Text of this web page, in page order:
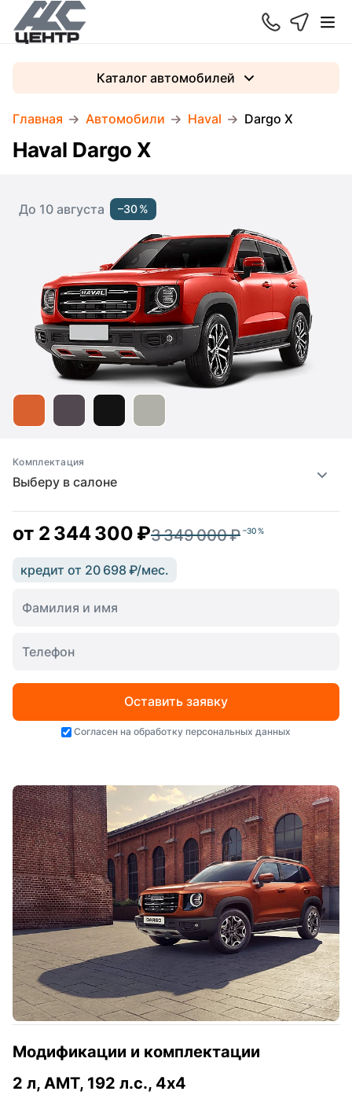
Главная Автомобили Haval Dargo X
Каталог автомобилей
Haval Dargo X
До 10 августа –30 %
Выберу в салоне
Комплектация
от 2 344 300 ₽3 349 000 ₽ –30 %
кредит от 20 698 ₽/мес.
Оставить заявку
Согласен на обработку персональных данных
Модификации и комплектации
2 л, AMT, 192 л.с., 4x4